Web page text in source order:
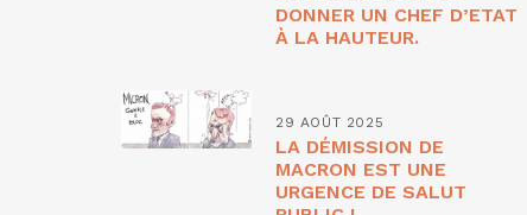
DONNER UN CHEF D’ETAT
À LA HAUTEUR.
29 AOÛT 2025
LA DÉMISSION DE
MACRON EST UNE
URGENCE DE SALUT